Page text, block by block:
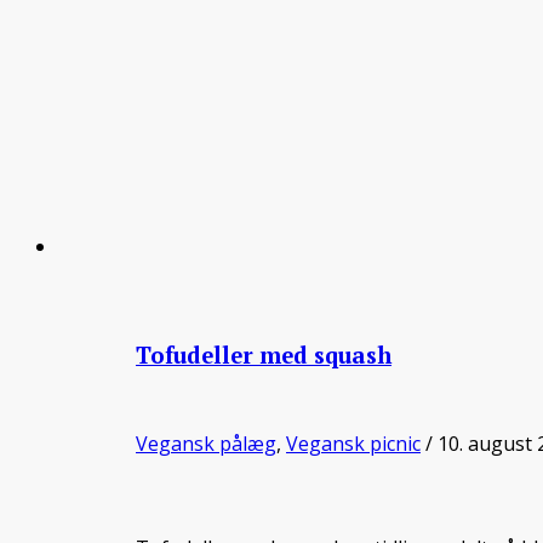
Tofudeller med squash
Vegansk pålæg, Vegansk picnic/ 10. august